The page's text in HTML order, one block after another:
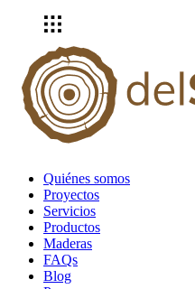
Quiénes somos
Proyectos
Servicios
Productos
Maderas
FAQs
Blog